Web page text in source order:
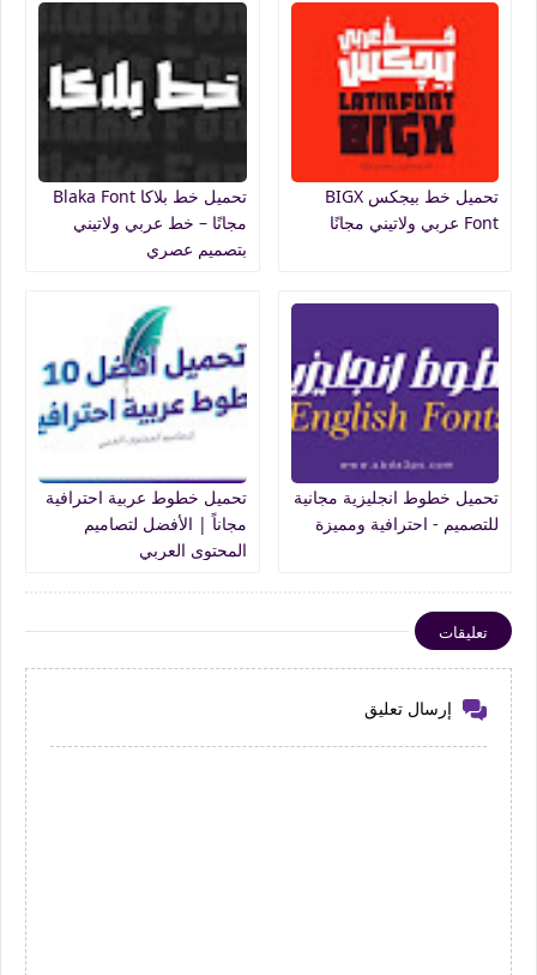
تحميل خط بيجكس BIGX
Font عربي ولاتيني مجانًا
تحميل خط بلاكا Blaka Font
مجانًا – خط عربي ولاتيني
بتصميم عصري
تحميل خطوط انجليزية مجانية
للتصميم - احترافية ومميزة
تحميل خطوط عربية احترافية
مجاناً | الأفضل لتصاميم
المحتوى العربي
تعليقات
إرسال تعليق